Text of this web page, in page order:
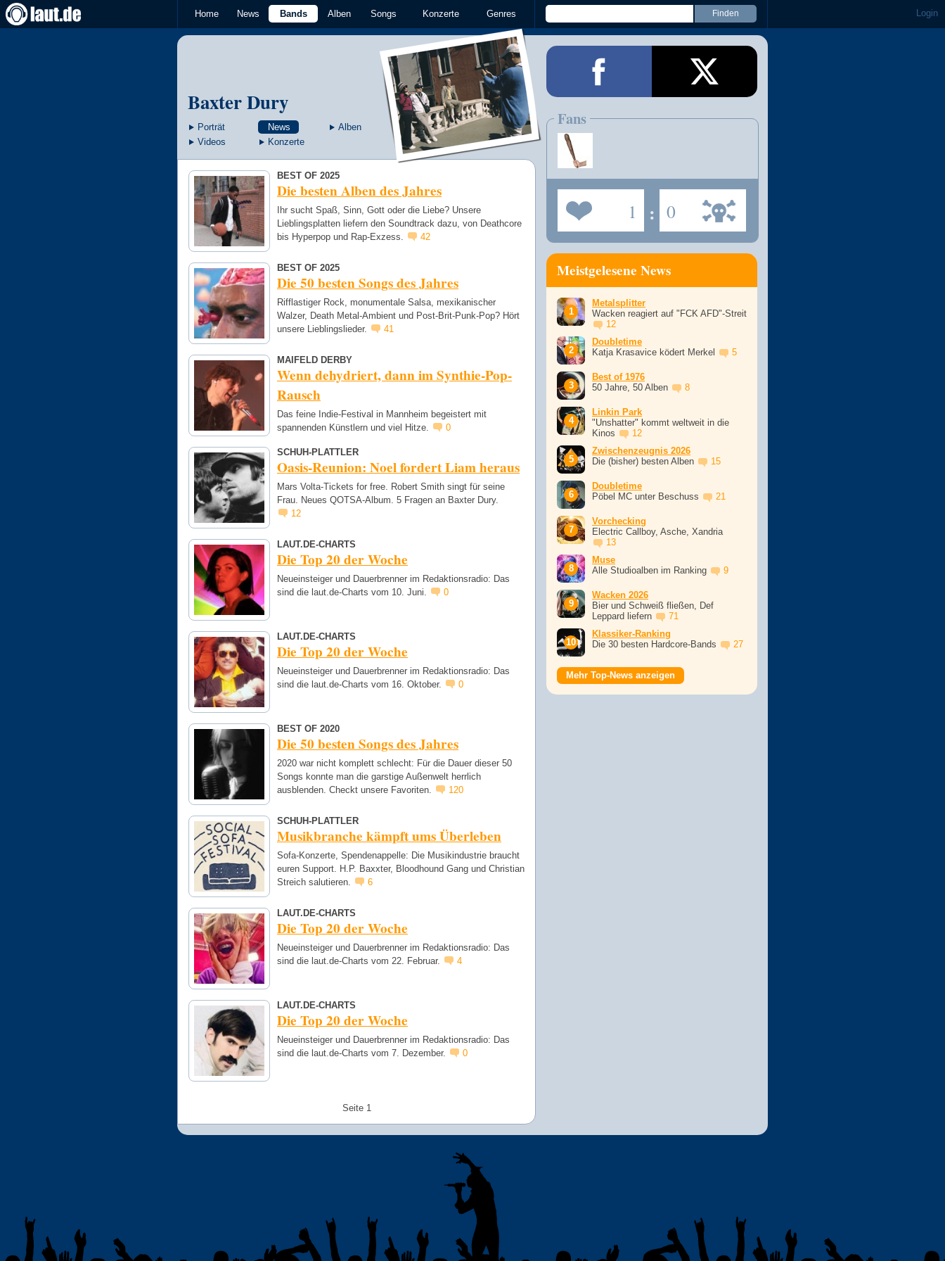
Home News Bands Alben Songs Konzerte Genres Login
Baxter Dury
Porträt News
Alben
Videos
Konzerte
BEST OF 2025
Die besten Alben des Jahres
Ihr sucht Spaß, Sinn, Gott oder die Liebe? Unsere
Lieblingsplatten liefern den Soundtrack dazu, von Deathcore
bis Hyperpop und Rap-Exzess.
42
BEST OF 2025
Die 50 besten Songs des Jahres
Rifflastiger Rock, monumentale Salsa, mexikanischer
Walzer, Death Metal-Ambient und Post-Brit-Punk-Pop? Hört
unsere Lieblingslieder.
41
MAIFELD DERBY
Wenn dehydriert, dann im Synthie-Pop-
Rausch
Das feine Indie-Festival in Mannheim begeistert mit
spannenden Künstlern und viel Hitze.
0
SCHUH-PLATTLER
Oasis-Reunion: Noel fordert Liam heraus
Mars Volta-Tickets for free. Robert Smith singt für seine
Frau. Neues QOTSA-Album. 5 Fragen an Baxter Dury.
12
LAUT.DE-CHARTS
Die Top 20 der Woche
Neueinsteiger und Dauerbrenner im Redaktionsradio: Das
sind die laut.de-Charts vom 10. Juni.
0
LAUT.DE-CHARTS
Die Top 20 der Woche
Neueinsteiger und Dauerbrenner im Redaktionsradio: Das
sind die laut.de-Charts vom 16. Oktober.
0
BEST OF 2020
Die 50 besten Songs des Jahres
2020 war nicht komplett schlecht: Für die Dauer dieser 50
Songs konnte man die garstige Außenwelt herrlich
ausblenden. Checkt unsere Favoriten.
120
SCHUH-PLATTLER
Musikbranche kämpft ums Überleben
Sofa-Konzerte, Spendenappelle: Die Musikindustrie braucht
euren Support. H.P. Baxxter, Bloodhound Gang und Christian
Streich salutieren.
6
LAUT.DE-CHARTS
Die Top 20 der Woche
Neueinsteiger und Dauerbrenner im Redaktionsradio: Das
sind die laut.de-Charts vom 22. Februar.
4
LAUT.DE-CHARTS
Die Top 20 der Woche
Neueinsteiger und Dauerbrenner im Redaktionsradio: Das
sind die laut.de-Charts vom 7. Dezember.
0
Seite 1
Fans
1 : 0
Meistgelesene News
Metalsplitter
Wacken reagiert auf "FCK AFD"-Streit
12
Doubletime
Katja Krasavice ködert Merkel
5
Best of 1976
50 Jahre, 50 Alben
8
Linkin Park
"Unshatter" kommt weltweit in die
Kinos
12
Zwischenzeugnis 2026
Die (bisher) besten Alben
15
Doubletime
Pöbel MC unter Beschuss
21
Vorchecking
Electric Callboy, Asche, Xandria
13
Muse
Alle Studioalben im Ranking
9
Wacken 2026
Bier und Schweiß fließen, Def
Leppard liefern
71
Klassiker-Ranking
Die 30 besten Hardcore-Bands
27
Mehr Top-News anzeigen